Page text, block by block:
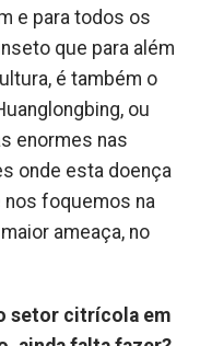
e para todos os
que para além
é também o
ou
enormes nas
onde esta doença
nos foquemos na
ameaça, no
setor citrícola em